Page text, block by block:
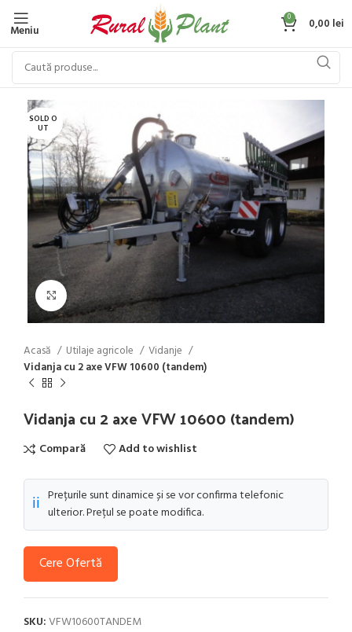
Meniu
0 0,00 lei
SOLD O
UT
Click to enlarge
Acasă Utilaje agricole
Vidanje
Vidanja cu 2 axe VFW 10600 (tandem)
Vidanja cu 2 axe VFW 10600 (tandem)
Compară Add to wishlist
ℹ️ Prețurile sunt dinamice și se vor confirma telefonic
ulterior. Prețul se poate modifica.
Cere Ofertă
SKU:VFW10600TANDEM